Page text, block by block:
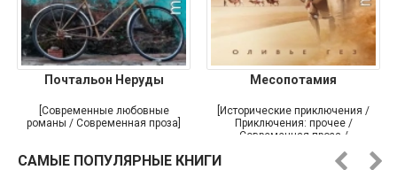
Почтальон Неруды
[Современные любовные
романы / Современная проза]
Месопотамия
[Исторические приключения /
Приключения: прочее /
Современная проза /
САМЫЕ ПОПУЛЯРНЫЕ КНИГИ